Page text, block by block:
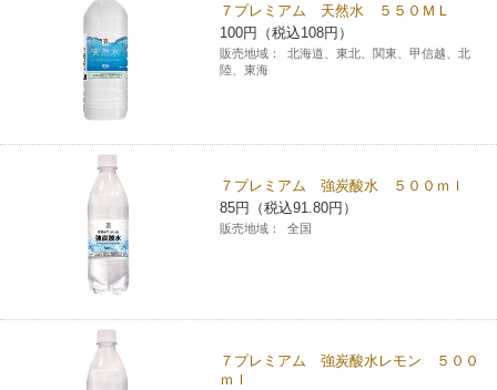
７プレミアム 天然水 ５５０ＭＬ
100円（税込108円）
販売地域：
北海道、東北、関東、甲信越、北
陸、東海
７プレミアム 強炭酸水 ５００ｍｌ
85円（税込91.80円）
販売地域： 全国
７プレミアム 強炭酸水レモン ５００
ｍｌ